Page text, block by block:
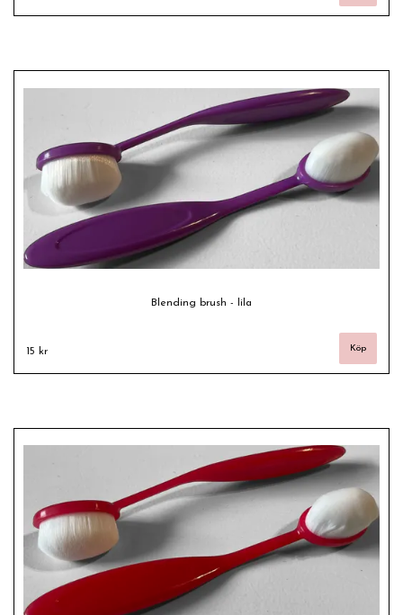
Blending brush - lila
15 kr